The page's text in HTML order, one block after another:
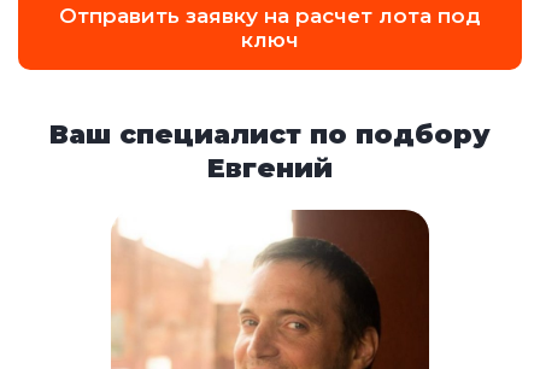
Отправить заявку на расчет лота под
ключ
Ваш специалист по подбору
Евгений